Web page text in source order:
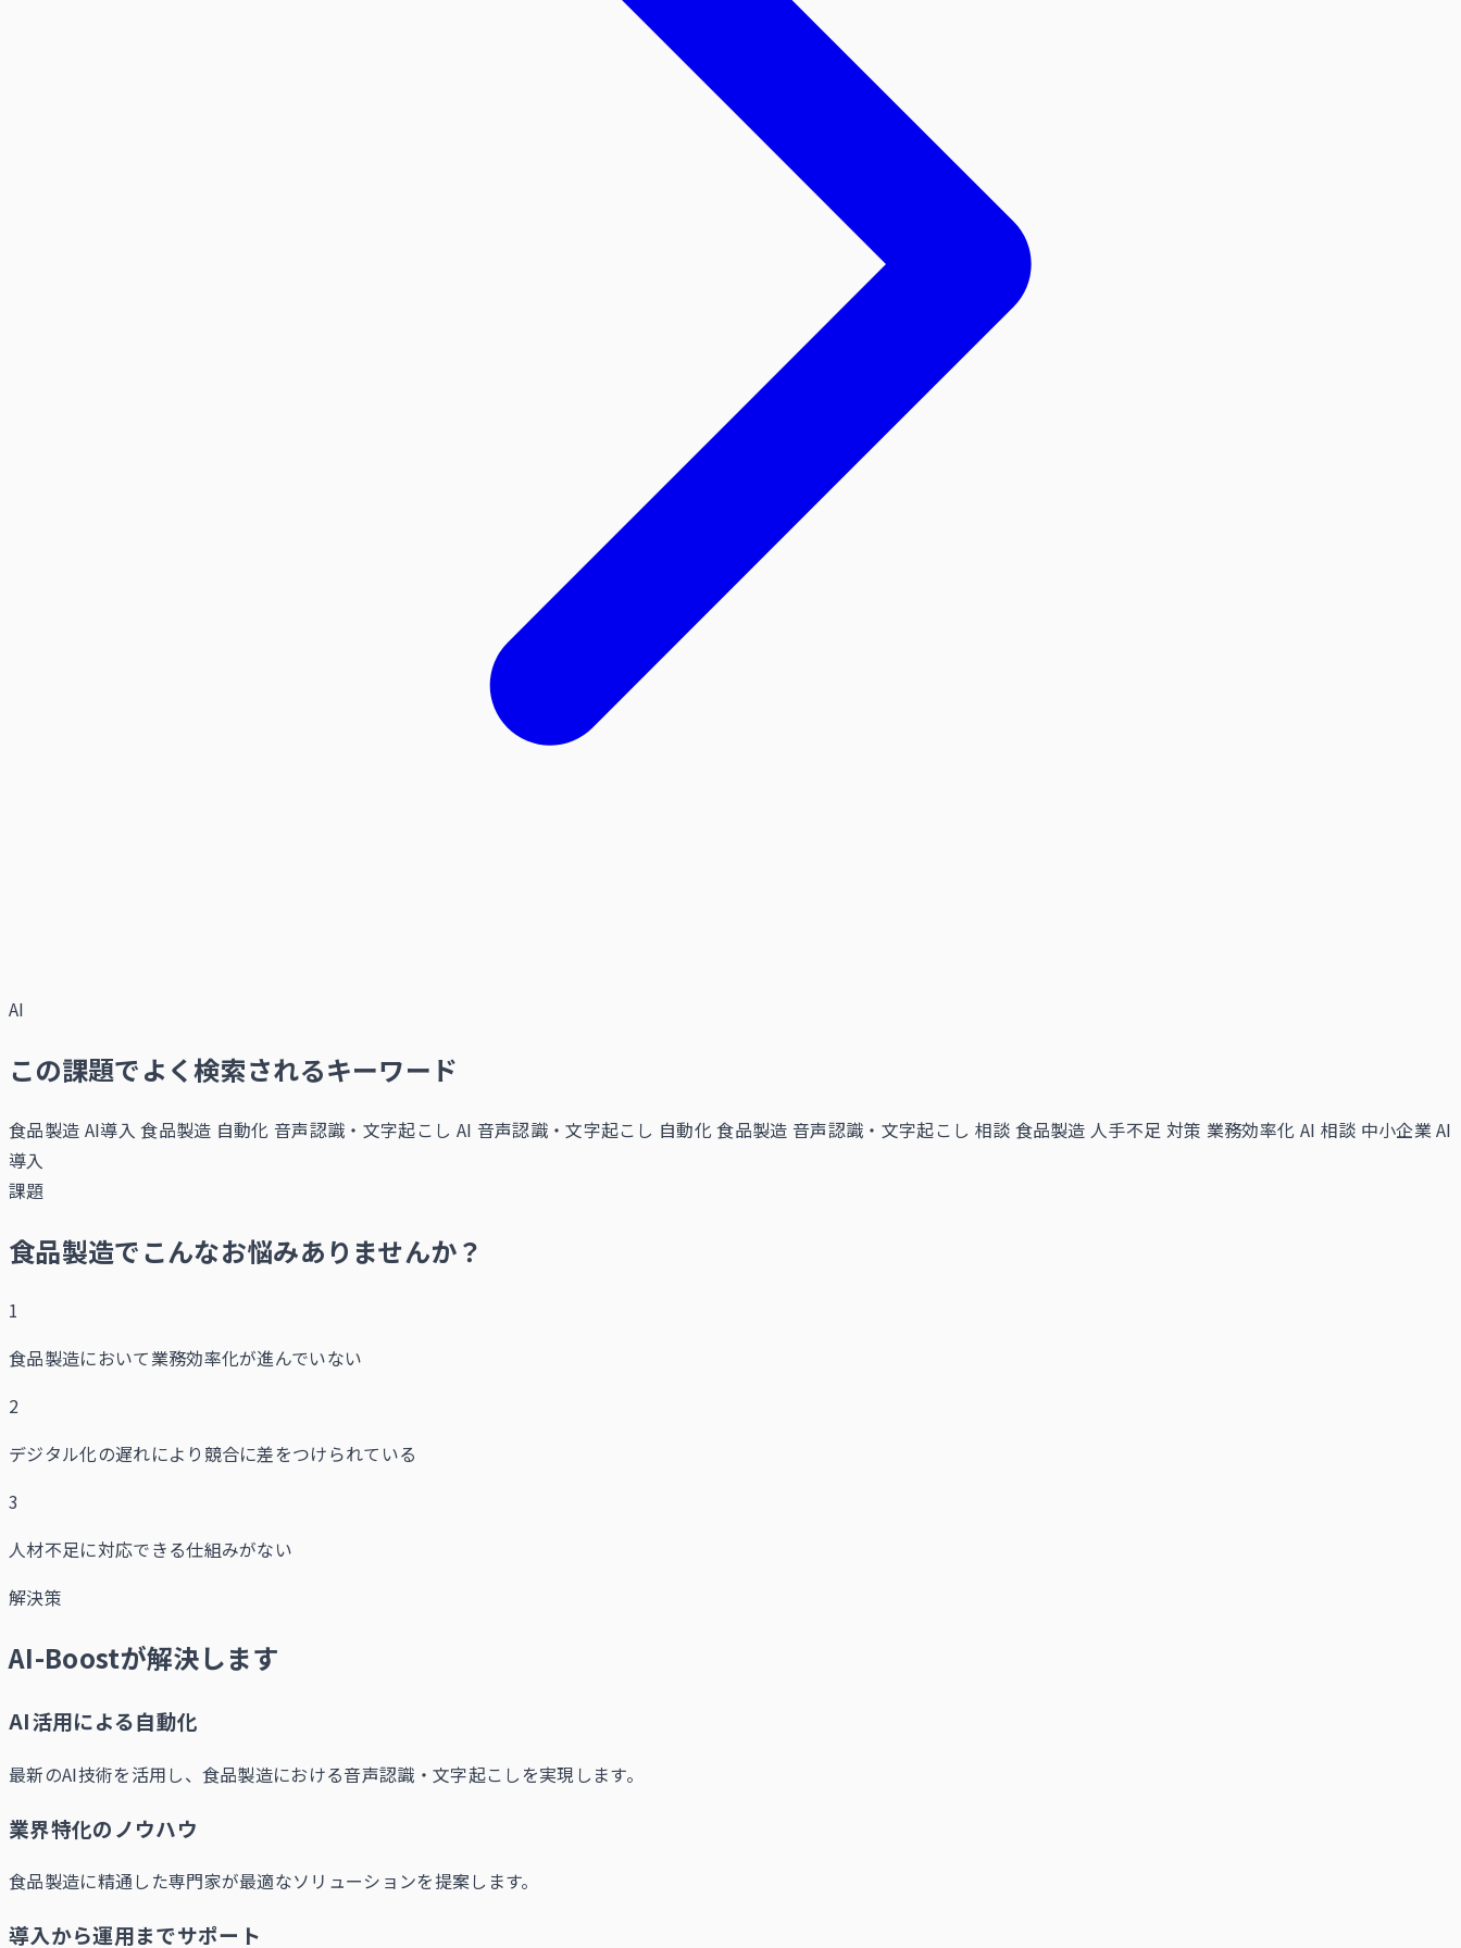
AI
この課題でよく検索されるキーワード
食品製造 AI導入 食品製造 自動化 音声認識・文字起こし AI 音声認識・文字起こし 自動化 食品製造 音声認識・文字起こし 相談 食品製造 人手不足 対策 業務効率化 AI 相談 中小企業 AI
導入
課題
食品製造でこんなお悩みありませんか？
1
食品製造において業務効率化が進んでいない
2
デジタル化の遅れにより競合に差をつけられている
3
人材不足に対応できる仕組みがない
解決策
AI-Boostが解決します
AI活用による自動化
最新のAI技術を活用し、食品製造における音声認識・文字起こしを実現します。
業界特化のノウハウ
食品製造に精通した専門家が最適なソリューションを提案します。
導入から運用までサポート